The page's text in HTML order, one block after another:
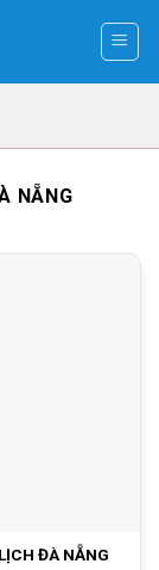
NẴNG
ĐÀ NẴNG